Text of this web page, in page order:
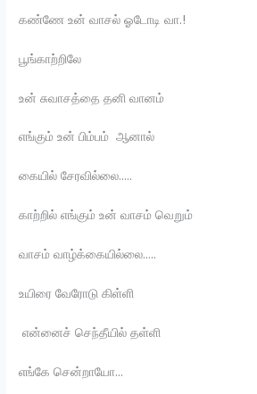
கண்ணே உன் வாசல் ஓடோடி வா.!
பூங்காற்றிலே
உன் சுவாசத்தை தனி வானம்
எங்கும் உன் பிம்பம் ஆனால்
கையில் சேரவில்லை…..
காற்றில் எங்கும் உன் வாசம் வெறும்
வாசம் வாழ்க்கையில்லை…..
உயிரை வேரோடு கிள்ளி
என்னைச் செந்தீயில் தள்ளி
எங்கே சென்றாயோ…